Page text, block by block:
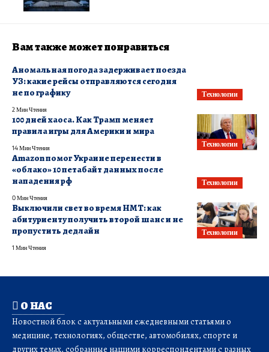
Вам также может понравиться
Технологии
Аномальная погода задерживает поезда
УЗ: какие рейсы отправляются сегодня
не по графику
2 Мин Чтения
Технологии
100 дней хаоса. Как Трамп меняет
правила игры для Америки и мира
14 Мин Чтения
Технологии
Amazon помог Украине перенести в
«облако» 10 петабайт данных после
нападения рф
0 Мин Чтения
Технологии
Выключили свет во время НМТ: как
абитуриенту получить второй шанс и не
пропустить дедлайн
1 Мин Чтения
О НАС
Новостной блок с актуальными ежедневными статьями о
медицине, технологиях, обществе, автомобилях, спорте и
других темах, собранные нашими корреспондентами с разных